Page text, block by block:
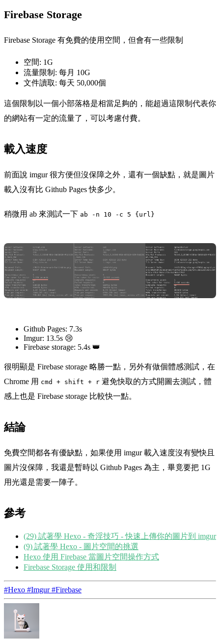
Firebase Storage
Firebase Storage 有免費的使用空間，但會有一些限制
空間: 1G
流量限制: 每月 10G
文件讀取: 每天 50,000個
這個限制以一個小部落格是相當足夠的，能超過這限制代表你
的網站有一定的流量了，可以考慮付費。
載入速度
前面說 imgur 很方便但沒保障之外，還有一個缺點，就是圖片
載入沒有比 Github Pages 快多少。
稍微用 ab 來測試一下 ab -n 10 -c 5 {url}
Github Pages: 7.3s
Imgur: 13.5s 😢
Firebase storage: 5.4s 👑
很明顯是 Firebase storage 略勝一點，另外有做個體感測試，在
Chrome 用 cmd + shift + r 避免快取的方式開圖去測試，體
感上也是 Firebase storage 比較快一點。
結論
免費空間都各有優缺點，如果使用 imgur 載入速度沒有變快且
圖片沒保障，我還是暫時以 Github Pages 為主，畢竟要把 1G
用光還是需要一陣子。
參考
(29) 試著學 Hexo - 奇淫技巧 - 快速上傳你的圖片到 imgur
(9) 試著學 Hexo - 圖片空間的挑選
Hexo 使用 Firebase 當圖片空間操作方式
Firebase Storage 使用和限制
#Hexo #Imgur#Firebase